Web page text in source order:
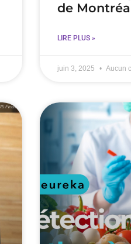
de
LIRE PLUS »
juin 3, 2025 Aucun